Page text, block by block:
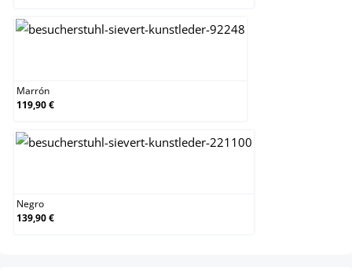
Marrón
119,90 €
Negro
139,90 €